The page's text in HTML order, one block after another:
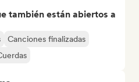
también están abiertos a
Canciones finalizadas